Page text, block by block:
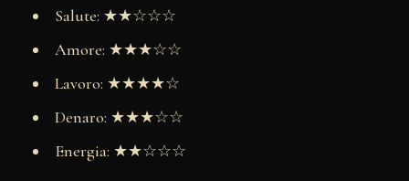
Salute: ★★☆☆☆
Amore: ★★★☆☆
Lavoro: ★★★★☆
Denaro: ★★★☆☆
Energia: ★★☆☆☆